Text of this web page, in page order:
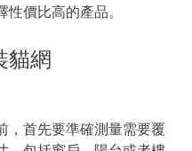
性價比高的產品。
貓網
，首先要準確測量需要覆